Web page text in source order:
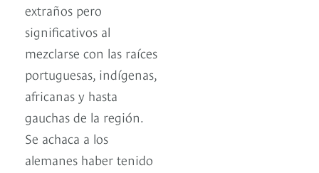
extraños pero
significativos al
mezclarse con las raíces
portuguesas, indígenas,
africanas y hasta
gauchas de la región.
Se achaca a los
alemanes haber tenido